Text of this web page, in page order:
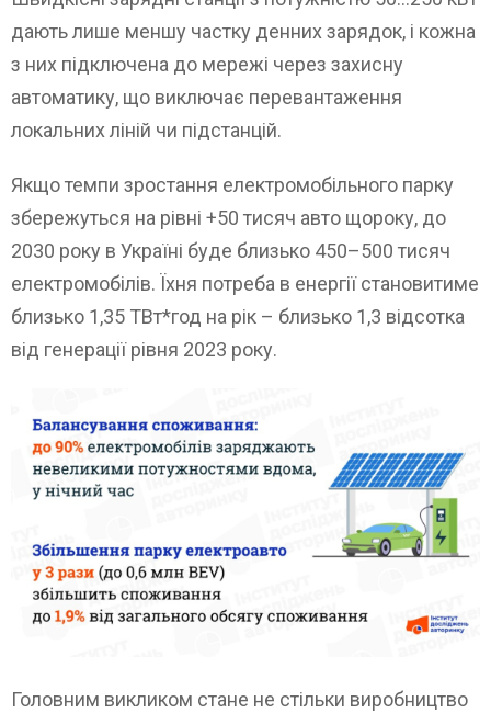
дають лише меншу частку денних зарядок, і кожна
з них підключена до мережі через захисну
автоматику, що виключає перевантаження
локальних ліній чи підстанцій.
Якщо темпи зростання електромобільного парку
збережуться на рівні +50 тисяч авто щороку, до
2030 року в Україні буде близько 450–500 тисяч
електромобілів. Їхня потреба в енергії становитиме
близько 1,35 ТВт*год на рік – близько 1,3 відсотка
від генерації рівня 2023 року.
Головним викликом стане не стільки виробництво